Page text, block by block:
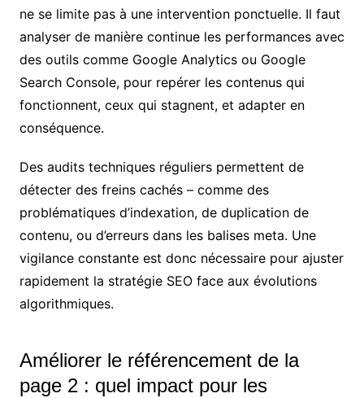
ne se limite pas à une intervention ponctuelle. Il faut
analyser de manière continue les performances avec
des outils comme Google Analytics ou Google
Search Console, pour repérer les contenus qui
fonctionnent, ceux qui stagnent, et adapter en
conséquence.
Des audits techniques réguliers permettent de
détecter des freins cachés – comme des
problématiques d’indexation, de duplication de
contenu, ou d’erreurs dans les balises meta. Une
vigilance constante est donc nécessaire pour ajuster
rapidement la stratégie SEO face aux évolutions
algorithmiques.
Améliorer le référencement de la
page 2 : quel impact pour les